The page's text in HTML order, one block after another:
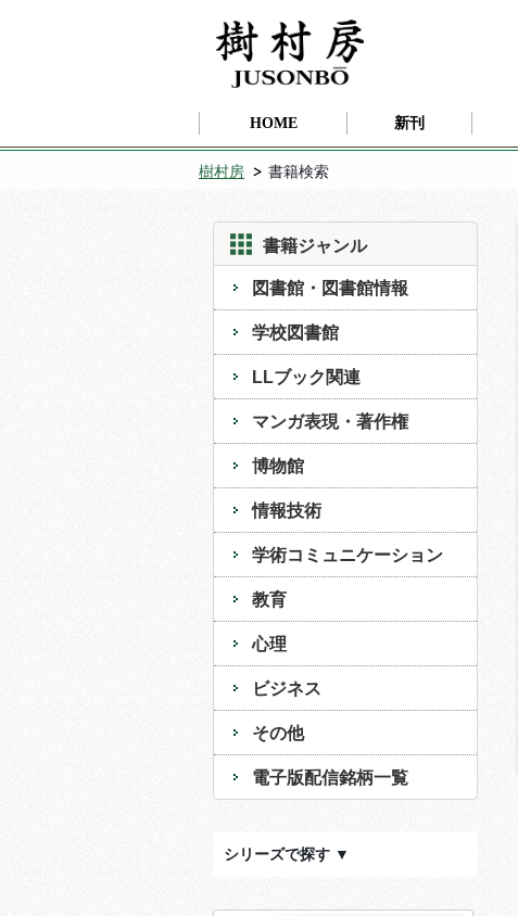
HOME 新刊
樹村房 書籍検索
書籍ジャンル
図書館・図書館情報
学校図書館
LLブック関連
マンガ表現・著作権
博物館
情報技術
学術コミュニケーション
教育
心理
ビジネス
その他
電子版配信銘柄一覧
シリーズで探す ▼